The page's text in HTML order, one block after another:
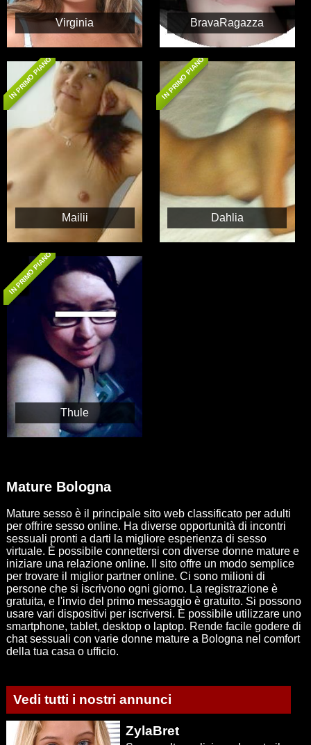
Virginia BravaRagazza
IN PRIMO PIANO
Mailii
IN PRIMO PIANO
Dahlia
IN PRIMO PIANO
Thule
Mature Bologna
Mature sesso è il principale sito web classificato per adulti
per offrire sesso online. Ha diverse opportunità di incontri
sessuali pronti a darti la migliore esperienza di sesso
virtuale. È possibile connettersi con diverse donne mature e
iniziare una relazione online. Il sito offre un modo semplice
per trovare il miglior partner online. Ci sono milioni di
persone che si iscrivono ogni giorno. La registrazione è
gratuita, e l'invio del primo messaggio è gratuito. Si possono
usare vari dispositivi per iscriversi. È possibile utilizzare uno
smartphone, tablet, desktop o laptop. Rende facile godere di
chat sessuali con varie donne mature a Bologna nel comfort
della tua casa o ufficio.
Vedi tutti i nostri annunci
ZylaBret